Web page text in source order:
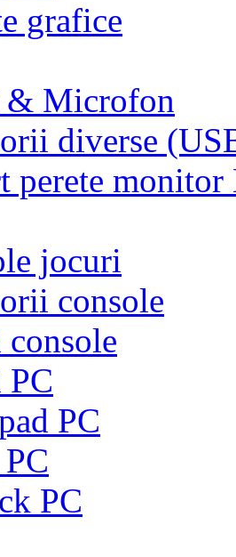
grafice
& Microfon
diverse
perete
jocuri
console
PC
PC
PC